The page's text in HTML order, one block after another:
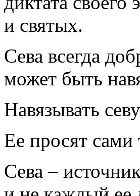
и святых.
Сева всегда
может быть
Навязывать
Ее просят сами
Сева –